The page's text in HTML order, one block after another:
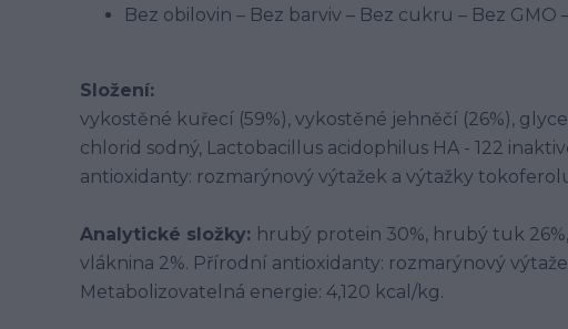
Bez obilovin – Bez barviv – Bez cukru – Bez GMO
Složení:
vykostěné kuřecí (59%), vykostěné jehněčí (26%),
chlorid sodný, Lactobacillus acidophilus HA - 122
antioxidanty: rozmarýnový výtažek a výtažky
Analytické složky: hrubý protein 30%, hrubý tuk
vláknina 2%. Přírodní antioxidanty: rozmarýnový
Metabolizovatelná energie: 4,120 kcal/kg.